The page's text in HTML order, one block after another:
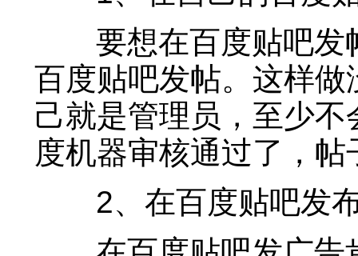
要想在百度贴吧发
百度贴吧发帖。这样
己就是管理员，至少
度机器审核通过了，
2、在百度贴吧发布